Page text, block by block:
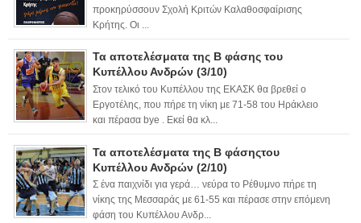
προκηρύσσουν Σχολή Κριτών Καλαθοσφαίρισης
Κρήτης. Οι ...
Τα αποτελέσματα της Β φάσης του
Κυπέλλου Ανδρών (3/10)
Στον τελικό του Κυπέλλου της ΕΚΑΣΚ θα βρεθεί ο
Εργοτέλης, που πήρε τη νίκη με 71-58 του Ηράκλειο
και πέρασα bye . Εκεί θα κλ...
Τα αποτελέσματα της Β φάσηςτου
Κυπέλλου Ανδρών (2/10)
Σ ένα παιχνίδι για γερά… νεύρα το Ρέθυμνο πήρε τη
νίκης της Μεσσαράς με 61-55 και πέρασε στην επόμενη
φάση του Κυπέλλου Ανδρ...